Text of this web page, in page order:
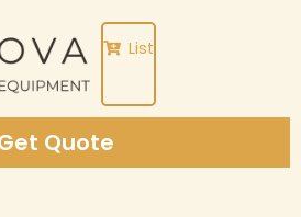
List
Quote